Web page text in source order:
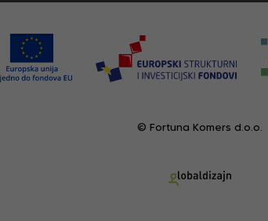
© Fortuna Komers d.o.o.